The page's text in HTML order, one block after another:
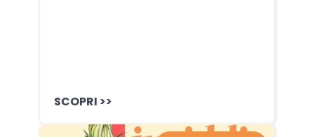
SCOPRI >>